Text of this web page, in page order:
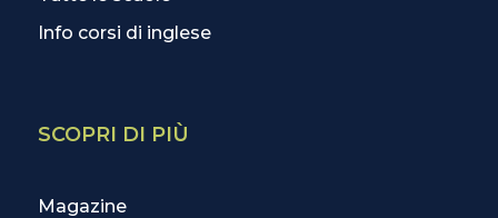
Info corsi di inglese
SCOPRI DI PIÙ
Magazine